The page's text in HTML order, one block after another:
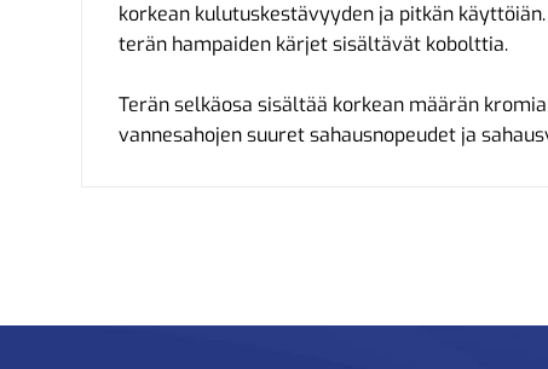
korkean kulutuskestävyyden ja pitkän
terän hampaiden kärjet sisältävät kobolttia.
Terän selkäosa sisältää korkean määrän
vannesahojen suuret sahausnopeudet ja